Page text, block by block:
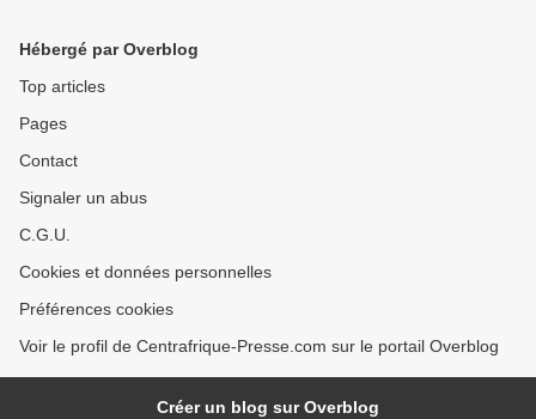
Hébergé par Overblog
Top articles
Pages
Contact
Signaler un abus
C.G.U.
Cookies et données personnelles
Préférences cookies
Voir le profil de Centrafrique-Presse.com sur le portail Overblog
Créer un blog sur Overblog